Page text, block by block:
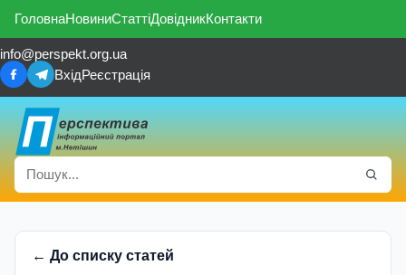
ГоловнаНовиниСтаттіДовідникКонтакти
info@perspekt.org.ua
ВхідРеєстрація
← До списку статей